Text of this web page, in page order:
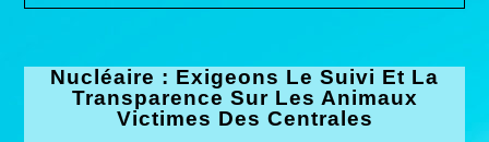
Nucléaire : Exigeons Le Suivi Et La
Transparence Sur Les Animaux
Victimes Des Centrales